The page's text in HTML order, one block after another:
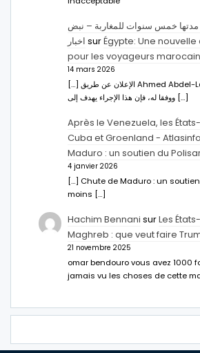
مدتها خمس سنوات للمغاربة – نبض
اخبار surÉgypte: Une
pour les voyageurs
14 mars 2026
[…] الإعلان عن طريق Ahmed Abdel-Latifسفير مصر بالرباط.
ووفقا له، فإن هذا الإجراء يهدف إلى […]
Après le Venezuela, les
Cuba et Groenland - Atlasinfo
Maduro : un soutien du
4 janvier 2026
[…] Chute de Maduro : un
moins […]
Hachim Bennani surLes
Maghreb : que veut faire
21 novembre 2025
omar bendouro vous avez 1000
jamais vu les choses de cette